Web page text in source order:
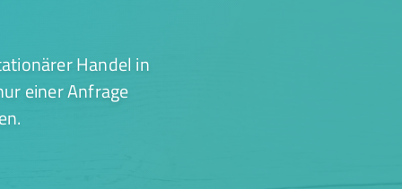
Handel in
einer Anfrage